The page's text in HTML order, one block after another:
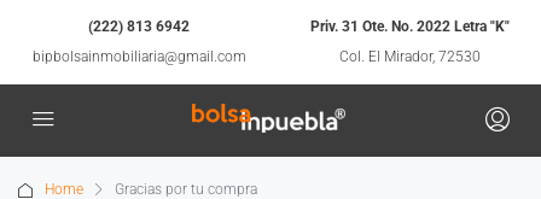
(222) 813 6942
bipbolsainmobiliaria@gmail.com
Priv. 31 Ote. No. 2022 Letra "K"
Col. El Mirador, 72530
Home Gracias por tu compra